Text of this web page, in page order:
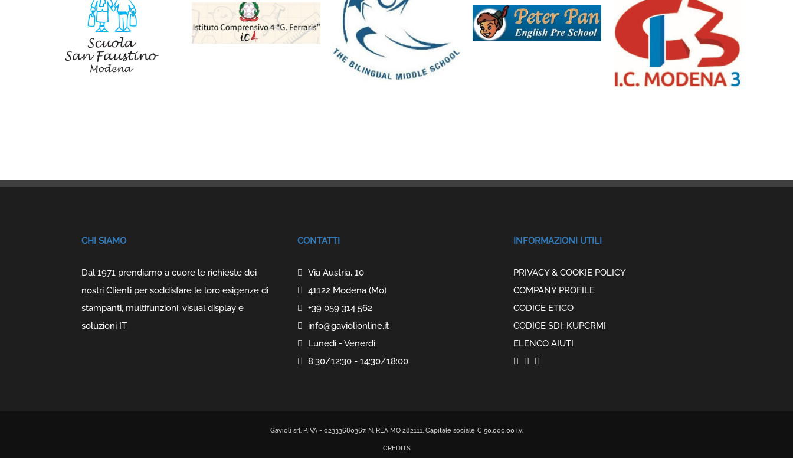
CHI SIAMO
Dal 1971 prendiamo a cuore le richieste dei
nostri Clienti per soddisfare le loro esigenze di
stampanti, multifunzioni, visual display e
soluzioni IT.
CONTATTI
Via Austria, 10
41122 Modena (Mo)
+39 059 314 562
info@gaviolionline.it
Lunedi - Venerdi
8:30/12:30 - 14:30/18:00
INFORMAZIONI UTILI
PRIVACY & COOKIE POLICY
COMPANY PROFILE
CODICE ETICO
CODICE SDI: KUPCRMI
ELENCO AIUTI
Gavioli srl, P.IVA - 02333680367, N. REA MO 282111, Capitale sociale € 50.000,00 i.v.
CREDITS